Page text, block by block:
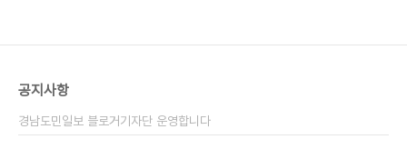
공지사항
경남도민일보 블로거기자단 운영합니다